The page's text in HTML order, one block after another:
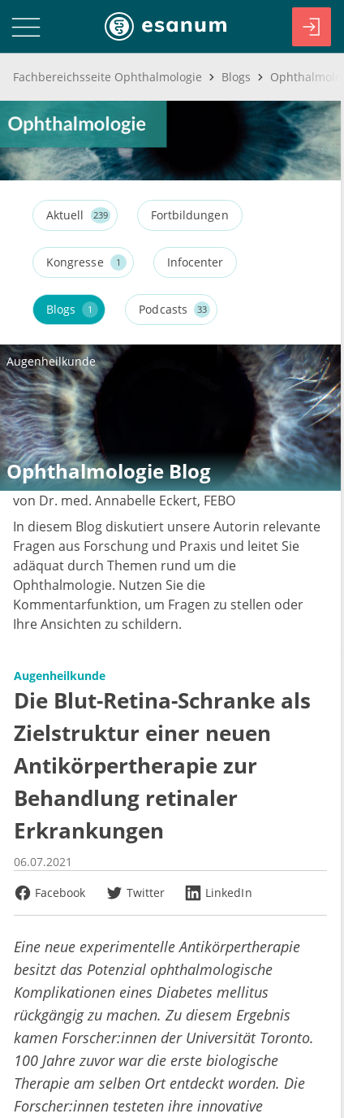
Fachbereichsseite Ophthalmologie Blogs
Aktuell 239 Fortbildungen
Kongresse 1 Infocenter
Blogs 1 Podcasts 33
Augenheilkunde
Ophthalmologie Blog
von Dr. med. Annabelle Eckert, FEBO
In diesem Blog diskutiert unsere Autorin relevante
Fragen aus Forschung und Praxis und leitet Sie
adäquat durch Themen rund um die
Ophthalmologie. Nutzen Sie die
Kommentarfunktion, um Fragen zu stellen oder
Ihre Ansichten zu schildern.
Augenheilkunde
Die Blut-Retina-Schranke als
Zielstruktur einer neuen
Antikörpertherapie zur
Behandlung retinaler
Erkrankungen
06.07.2021
Facebook
Twitter LinkedIn
Eine neue experimentelle Antikörpertherapie
besitzt das Potenzial ophthalmologische
Komplikationen eines Diabetes mellitus
rückgängig zu machen. Zu diesem Ergebnis
kamen Forscher:innen der Universität Toronto.
100 Jahre zuvor war die erste biologische
Therapie am selben Ort entdeckt worden. Die
Forscher:innen testeten ihre innovative